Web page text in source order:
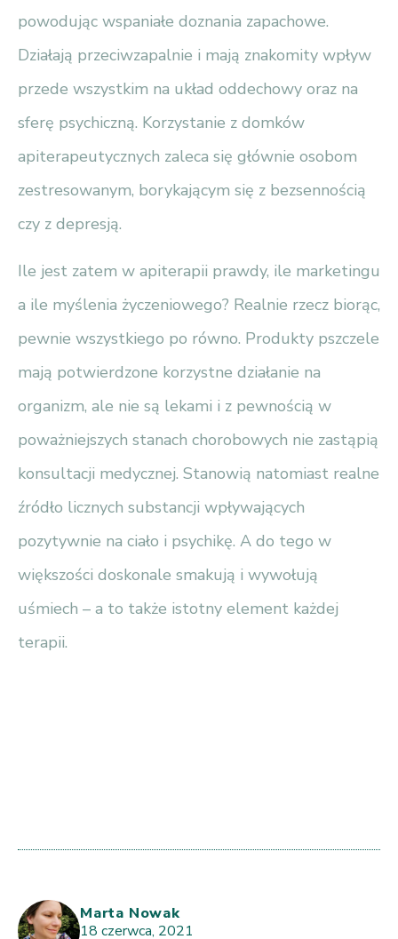
powodując wspaniałe doznania zapachowe.
Działają przeciwzapalnie i mają znakomity wpływ
przede wszystkim na układ oddechowy oraz na
sferę psychiczną. Korzystanie z domków
apiterapeutycznych zaleca się głównie osobom
zestresowanym, borykającym się z bezsennością
czy z depresją.
Ile jest zatem w apiterapii prawdy, ile marketingu
a ile myślenia życzeniowego? Realnie rzecz biorąc,
pewnie wszystkiego po równo. Produkty pszczele
mają potwierdzone korzystne działanie na
organizm, ale nie są lekami i z pewnością w
poważniejszych stanach chorobowych nie zastąpią
konsultacji medycznej. Stanowią natomiast realne
źródło licznych substancji wpływających
pozytywnie na ciało i psychikę. A do tego w
większości doskonale smakują i wywołują
uśmiech – a to także istotny element każdej
terapii.
Marta Nowak
18 czerwca, 2021